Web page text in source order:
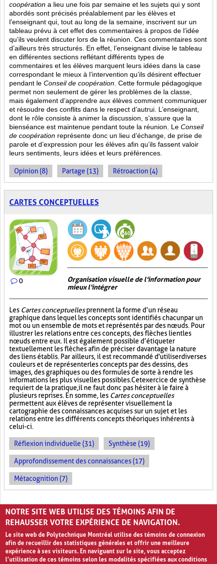
coopération a lieu une fois par semaine et les sujets qui y sont
abordés sont précisés préalablement par les élèves et
l’enseignant qui, tout au long de la semaine, inscrivent sur un
tableau prévu à cet effet des commentaires à propos de l’idée
qu’ils veulent discuter lors de la réunion. Ces commentaires sont
d’ailleurs très structurés. En effet, l’enseignant divise le tableau
en différentes sections reflétant différents types de
commentaires et les élèves marquent leurs idées dans la case
correspondant le mieux à l’intervention qu’ils désirent effectuer
pendant le Conseil de coopération . Cette formule pédagogique
permet non seulement de gérer les problèmes de la classe,
mais également d’apprendre aux élèves comment communiquer
et résoudre des conflits dans le respect d’autrui. L’enseignant,
dont le rôle consiste à animer la discussion, s’assure que la
bienséance est maintenue pendant toute la réunion. Le Conseil
de coopération représente donc un lieu d’échange, de prise de
parole et d’expression pour les élèves afin qu’ils fassent valoir
leurs sentiments, leurs idées et leurs préférences.
Opinion (8) Partage (13) Rétroaction (4)
CARTES CONCEPTUELLES
0
Organisation visuelle de l'information pour
mieux l'intégrer
Les Cartes conceptuellesprennent la forme d’un réseau
graphique dans lequel les concepts sont identifiés chacun par un
mot ou un ensemble de mots et représentés par des nœuds. Pour
illustrer les relations entre ces concepts, des flèches lient les
nœuds entre eux. Il est également possible d’étiqueter
textuellement les flèches afin de préciser davantage la nature
des liens établis. Par ailleurs, il est recommandé d'utiliser diverses
couleurs et de représenter les concepts par des dessins, des
images, des graphiques ou des formules de sorte à rendre les
informations les plus visuelles possibles. Cet exercice de synthèse
requiert de la pratique, il ne faut donc pas hésiter à le faire à
plusieurs reprises. En somme, les Cartes conceptuelles
permettent aux élèves de représenter visuellement la
cartographie des connaissances acquises sur un sujet et les
relations entre les différents concepts théoriques inhérents à
celui-ci.
Réflexion individuelle (31) Synthèse (19)
Approfondissement des connaissances (17)
Métacognition (7)
PAGES
« ‹ 1 2 3
NOTRE SITE WEB UTILISE DES TÉMOINS AFIN DE
REHAUSSER VOTRE EXPÉRIENCE DE NAVIGATION.
Le site web de Polytechnique Montréal utilise des témoins de connexion
afin de recueillir des statistiques générales et offrir une meilleure
expérience à ses visiteurs. En naviguant sur le site, vous acceptez
l’utilisation de ces témoins selon les modalités spécifiées aux conditions